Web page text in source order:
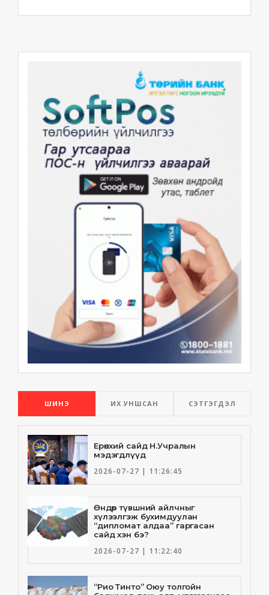
ШИНЭ ИХ УНШСАН СЭТГЭГДЭЛ
Ерөнхий сайд Н.Учралын
мэдэгдлүүд
2026-07-27 | 11:26:45
Өндөр түвшний айлчныг
хүлээлгэж бухимдуулан
“дипломат алдаа” гаргасан
сайд хэн бэ?
2026-07-27 | 11:22:40
“Рио Тинто” Оюу толгойн